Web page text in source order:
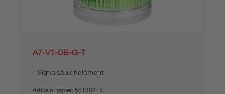
A7-V1-DB-G-T
Signalsäulenelement
Artikelnummer: 50138248